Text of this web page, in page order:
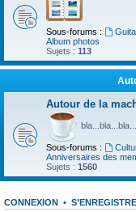
Sous-forums :
Album photos
Sujets : 113
Autour de la
Sous-forums :
Anniversaires des
Sujets : 1560
CONNEXION •